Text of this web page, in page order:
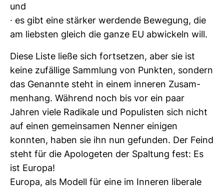
und
· es gibt eine stärker wer­dende Bewe­gung, die
am liebsten gleich die ganze EU abwi­ckeln will.
Diese Liste ließe sich fort­setzen, aber sie ist
keine zufäl­lige Samm­lung von Punkten, son­dern
das Genannte steht in einem inneren Zusam­
men­hang. Wäh­rend noch bis vor ein paar
Jahren viele Radi­kale und Popu­listen sich nicht
auf einen gemein­samen Nenner einigen
konnten, haben sie ihn nun gefunden. Der Feind
steht für die Apo­lo­geten der Spal­tung fest: Es
ist Europa!
Europa, als Modell für eine im Inneren libe­rale